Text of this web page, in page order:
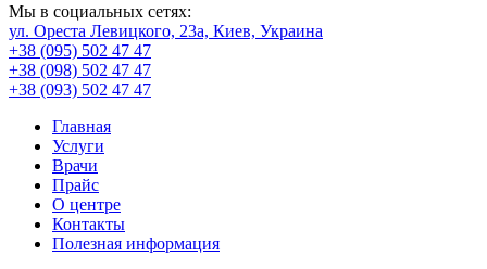
Мы в социальных сетях:
ул. Ореста Левицкого, 23а, Киев, Украина
+38 (095) 502 47 47
+38 (098) 502 47 47
+38 (093) 502 47 47
Главная
Услуги
Врачи
Прайс
О центре
Контакты
Полезная информация